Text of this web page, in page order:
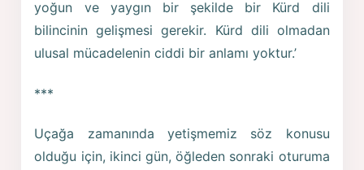
yoğun ve yaygın bir şekilde bir Kürd dili
bilincinin gelişmesi gerekir. Kürd dili olmadan
ulusal mücadelenin ciddi bir anlamı yoktur.’
***
Uçağa zamanında yetişmemiz söz konusu
olduğu için, ikinci gün, öğleden sonraki oturuma